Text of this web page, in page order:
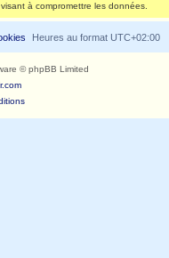
à compromettre les données.
Heures au format UTC+02:00
© phpBB Limited